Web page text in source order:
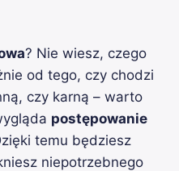
? Nie wiesz, czego
od tego, czy chodzi
czy karną – warto
postępowanie
temu będziesz
niepotrzebnego